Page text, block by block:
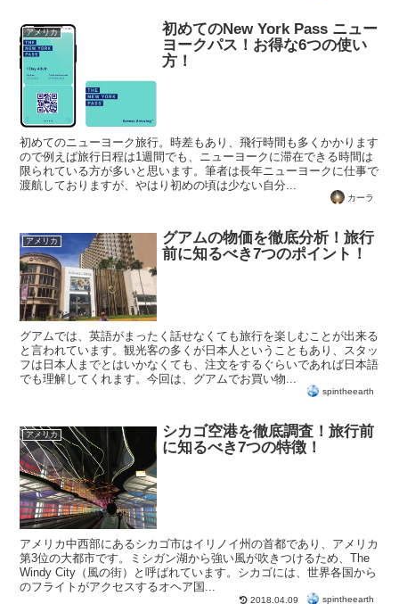
アメリカ
初めてのNew York Pass ニュー
ヨークパス！お得な6つの使い
方！
初めてのニューヨーク旅行。時差もあり、飛行時間も多くかかります
ので例えば旅行日程は1週間でも、ニューヨークに滞在できる時間は
限られている方が多いと思います。筆者は長年ニューヨークに仕事で
渡航しておりますが、やはり初めの頃は少ない自分...
カーラ
アメリカ
グアムの物価を徹底分析！旅行
前に知るべき7つのポイント！
グアムでは、英語がまったく話せなくても旅行を楽しむことが出来る
と言われています。観光客の多くが日本人ということもあり、スタッ
フは日本人までとはいかなくても、注文をするぐらいであれば日本語
でも理解してくれます。今回は、グアムでお買い物...
spintheearth
アメリカ
シカゴ空港を徹底調査！旅行前
に知るべき7つの特徴！
アメリカ中西部にあるシカゴ市はイリノイ州の首都であり、アメリカ
第3位の大都市です。ミシガン湖から強い風が吹きつけるため、The
Windy City（風の街）と呼ばれています。シカゴには、世界各国から
のフライトがアクセスするオヘア国...
2018.04.09 spintheearth